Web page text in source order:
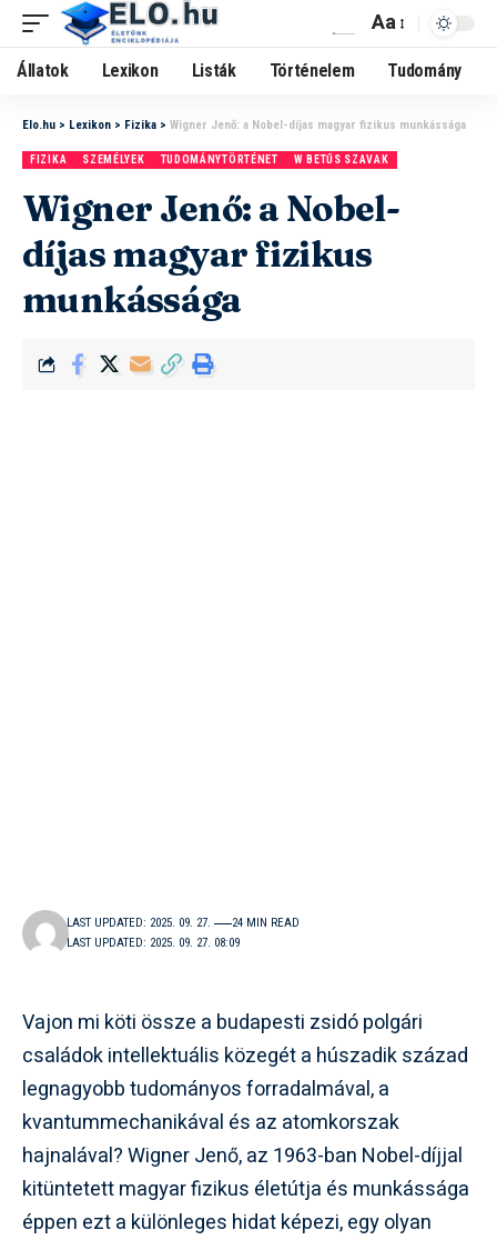
Aa
Állatok Lexikon Listák Történelem Tudomány
Elo.hu > Lexikon > Fizika > Wigner Jenő: a Nobel-díjas magyar fizikus munkássága
FIZIKA SZEMÉLYEK TUDOMÁNYTÖRTÉNET W BETŰS SZAVAK
Wigner Jenő: a Nobel-
díjas magyar fizikus
munkássága
LAST UPDATED: 2025. 09. 27. 08:09
LAST UPDATED: 2025. 09. 27. 24 MIN READ
Vajon mi köti össze a budapesti zsidó polgári
családok intellektuális közegét a húszadik század
legnagyobb tudományos forradalmával, a
kvantummechanikával és az atomkorszak
hajnalával? Wigner Jenő, az 1963-ban Nobel-díjjal
kitüntetett magyar fizikus életútja és munkássága
éppen ezt a különleges hidat képezi, egy olyan